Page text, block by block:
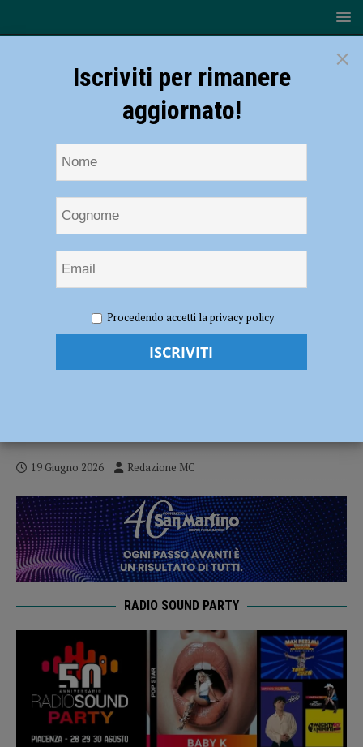
giugno la quarta edizione di Incontri in Trebbia Shire, il festival diffuso
per conoscere la Val Trebbia
Al via il 20 giugno la quarta edizione di
19 Giugno 2026 Redazione MC
RADIO SOUND PARTY
×
Iscriviti per rimanere
aggiornato!
Procedendo accetti la privacy policy